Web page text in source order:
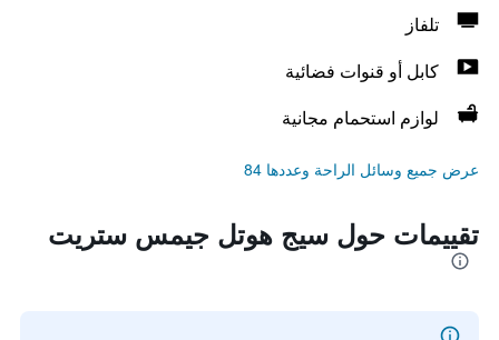
تلفاز
كابل أو قنوات فضائية
لوازم استحمام مجانية
عرض جميع وسائل الراحة وعددها 84
تقييمات حول سيج هوتل جيمس ستريت